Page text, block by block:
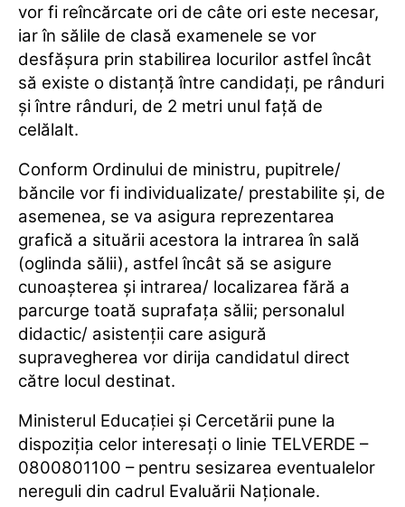
vor fi reîncărcate ori de câte ori este necesar,
iar în sălile de clasă examenele se vor
desfăşura prin stabilirea locurilor astfel încât
să existe o distanţă între candidaţi, pe rânduri
şi între rânduri, de 2 metri unul faţă de
celălalt.
Conform Ordinului de ministru, pupitrele/
băncile vor fi individualizate/ prestabilite şi, de
asemenea, se va asigura reprezentarea
grafică a situării acestora la intrarea în sală
(oglinda sălii), astfel încât să se asigure
cunoaşterea şi intrarea/ localizarea fără a
parcurge toată suprafaţa sălii; personalul
didactic/ asistenţii care asigură
supravegherea vor dirija candidatul direct
către locul destinat.
Ministerul Educaţiei şi Cercetării pune la
dispoziţia celor interesaţi o linie TELVERDE –
0800801100 – pentru sesizarea eventualelor
nereguli din cadrul Evaluării Naţionale.